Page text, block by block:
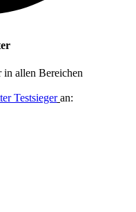
allen Bereichen
Testsieger an: